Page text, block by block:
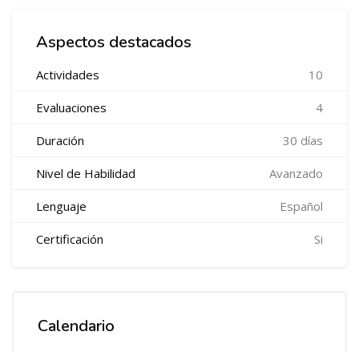
Aspectos destacados
Actividades 10
Evaluaciones 4
Duración 30 días
Nivel de Habilidad Avanzado
Lenguaje Español
Certificación Si
Salta Calendario
Calendario